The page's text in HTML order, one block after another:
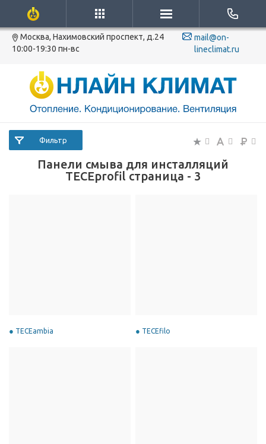
Москва, Нахимовский проспект, д.24
10:00-19:30 пн-вс
mail@on-
lineclimat.ru
Панели смыва для инсталляций
TECEprofil страница - 3
TECEambia TECEfilo
Фильтр